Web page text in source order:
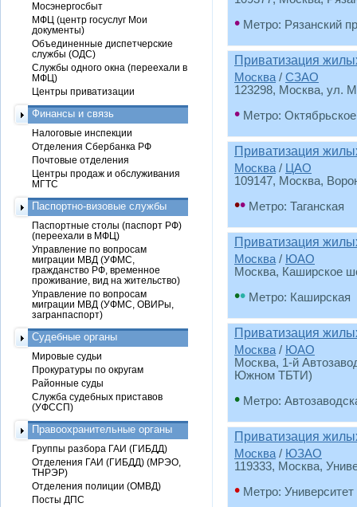
• Метро: Рязанский
Приватизация
Москва / СЗАО
123298, Москва, ул.
• Метро:
Приватизация
Москва / ЦАО
109147, Москва,
•• Метро: Таганская
Приватизация
Москва / ЮАО
Москва, Каширское
•• Метро: Каширская
Приватизация
Москва / ЮАО
Москва, 1-й
Южном ТБТИ)
• Метро:
Приватизация
Москва / ЮЗАО
119333, Москва,
• Метро: Университет
Мосэнергосбыт
МФЦ (центр госуслуг Мои
документы)
Объединенные диспетчерские
службы (ОДС)
Службы одного окна (переехали в
МФЦ)
Центры приватизации
Финансы и связь
Налоговые инспекции
Отделения Сбербанка РФ
Почтовые отделения
Центры продаж и обслуживания
МГТС
Паспортно-визовые службы
Паспортные столы (паспорт РФ)
(переехали в МФЦ)
Управление по вопросам
миграции МВД (УФМС,
гражданство РФ, временное
проживание, вид на жительство)
Управление по вопросам
миграции МВД (УФМС, ОВИРы,
загранпаспорт)
Судебные органы
Мировые судьи
Прокуратуры по округам
Районные суды
Служба судебных приставов
(УФССП)
Правоохранительные органы
Группы разбора ГАИ (ГИБДД)
Отделения ГАИ (ГИБДД) (МРЭО,
ТНРЭР)
Отделения полиции (ОМВД)
Посты ДПС